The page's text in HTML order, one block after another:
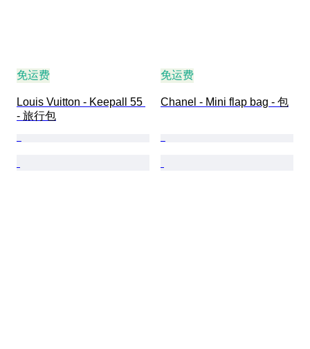
免运费
Louis Vuitton - Keepall 55
- 旅行包
免运费
Chanel - Mini flap bag - 包